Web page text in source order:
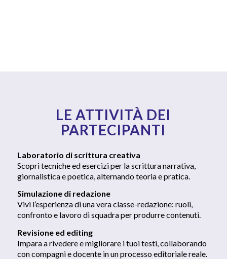
LE ATTIVITÀ DEI
PARTECIPANTI
Laboratorio di scrittura creativa
Scopri tecniche ed esercizi per la scrittura narrativa,
giornalistica e poetica, alternando teoria e pratica.
Simulazione di redazione
Vivi l’esperienza di una vera classe-redazione: ruoli,
confronto e lavoro di squadra per produrre contenuti.
Revisione ed editing
Impara a rivedere e migliorare i tuoi testi, collaborando
con compagni e docente in un processo editoriale reale.